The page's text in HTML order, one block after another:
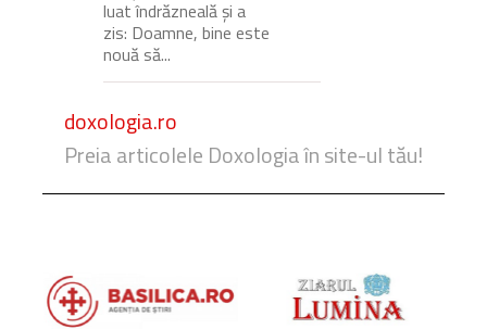
luat îndrăzneală și a
zis: Doamne, bine este
nouă să...
doxologia.ro
Preia articolele Doxologia în site-ul tău!